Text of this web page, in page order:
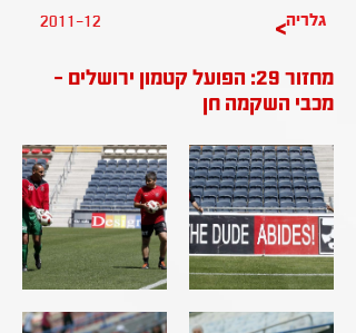
2011-12 >גלריה
מחזור 29: הפועל קטמון ירושלים -
מכבי השקמה חן